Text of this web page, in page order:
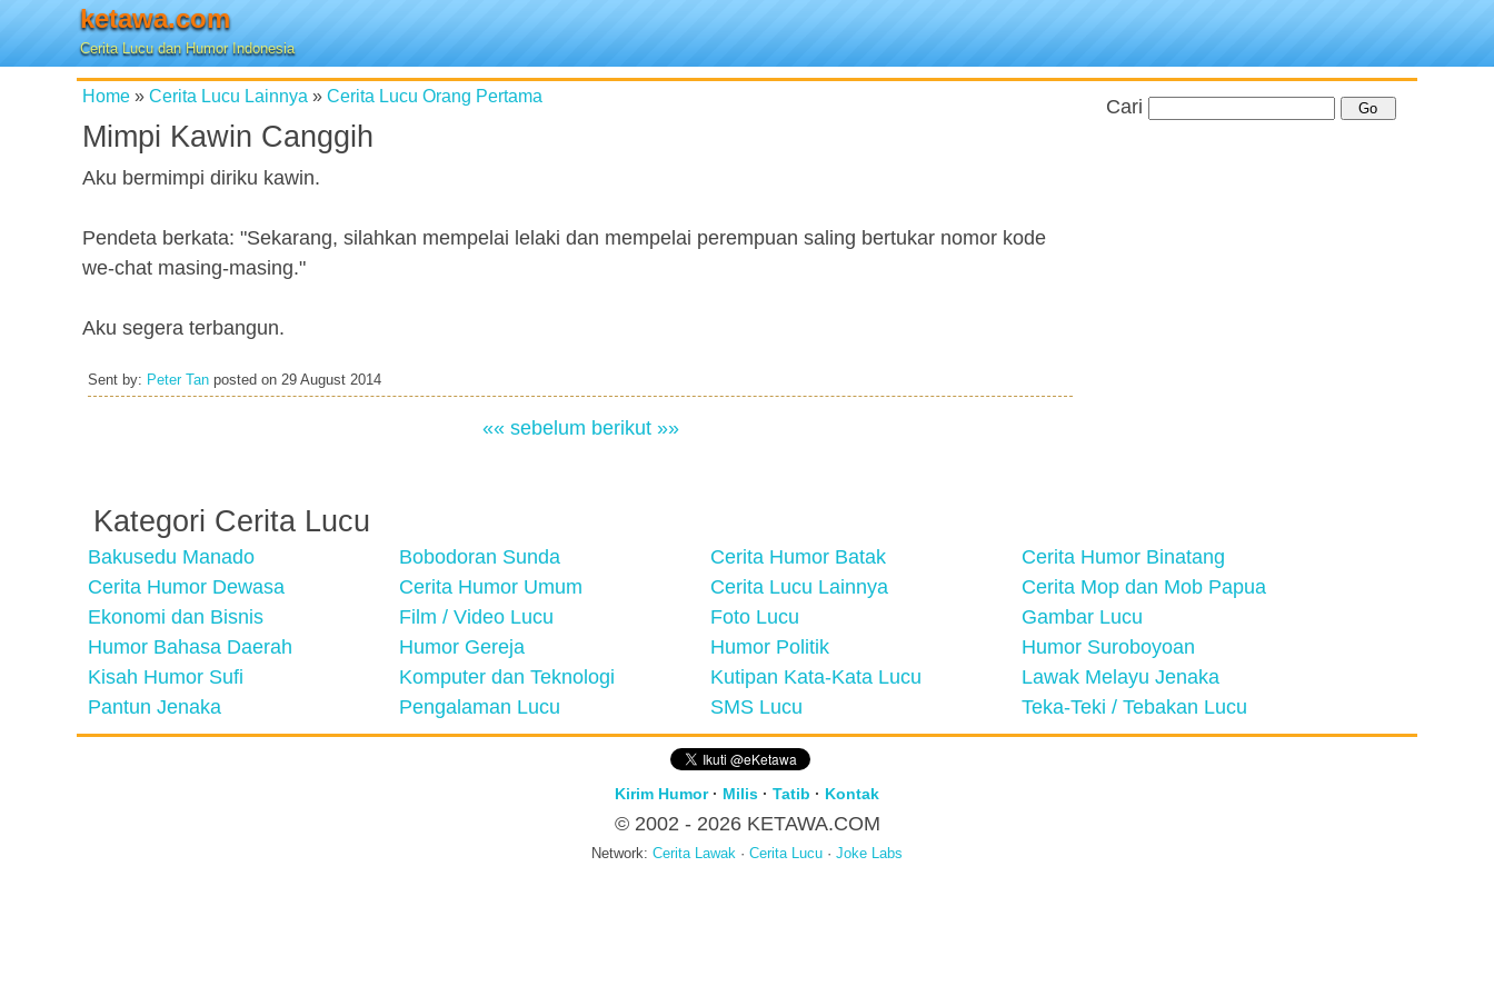
ketawa.com
Cerita Lucu dan Humor Indonesia
Home » Cerita Lucu Lainnya » Cerita Lucu Orang Pertama
Mimpi Kawin Canggih
Aku bermimpi diriku kawin.
Pendeta berkata: "Sekarang, silahkan mempelai lelaki dan mempelai perempuan saling bertukar nomor kode
we-chat masing-masing."
Aku segera terbangun.
Sent by: Peter Tan posted on 29 August 2014
«« sebelum berikut »»
Cari
Kategori Cerita Lucu
Bakusedu Manado Bobodoran Sunda Cerita Humor Batak
Cerita Humor Binatang
Cerita Humor Dewasa
Cerita Humor Umum Cerita Lucu Lainnya
Cerita Mop dan Mob Papua
Ekonomi dan Bisnis
Film / Video Lucu Foto Lucu
Gambar Lucu
Humor Bahasa Daerah
Humor Gereja Humor Politik
Humor Suroboyoan
Kisah Humor Sufi
Komputer dan Teknologi Kutipan Kata-Kata Lucu
Lawak Melayu Jenaka
Pantun Jenaka
Pengalaman Lucu SMS Lucu Teka-Teki / Tebakan Lucu
Kirim Humor· Milis · Tatib · Kontak
© 2002 - 2026 KETAWA.COM
Network: Cerita Lawak · Cerita Lucu · Joke Labs